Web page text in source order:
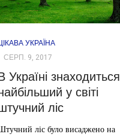
УКРАЇНА
СЕРП. 9, 2017
Україні знаходиться
у світі
ліс
ліс було висаджено на